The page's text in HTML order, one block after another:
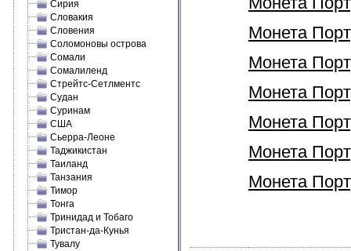
Сирия
Словакия
Словения
Соломоновы острова
Сомали
Сомалиленд
Стрейтс-Сетлментс
Судан
Суринам
США
Сьерра-Леоне
Таджикистан
Таиланд
Танзания
Тимор
Тонга
Тринидад и Тобаго
Тристан-да-Кунья
Тувалу
Монета
Монета
Монета
Монета
Монета
Монета